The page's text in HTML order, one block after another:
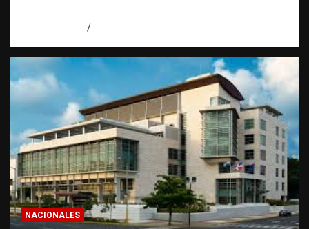
NACIONALES